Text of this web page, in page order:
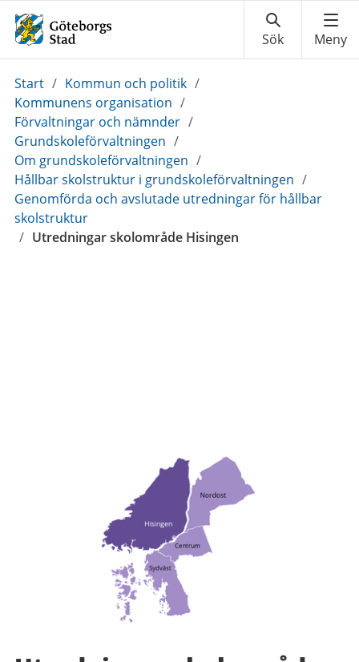
Du
är
här:
Start / Kommun och politik /
Kommunens organisation /
Förvaltningar och nämnder /
Grundskoleförvaltningen /
Om grundskoleförvaltningen /
Hållbar skolstruktur i grundskoleförvaltningen /
Genomförda och avslutade utredningar för hållbar
skolstruktur
/ Utredningar skolområde Hisingen